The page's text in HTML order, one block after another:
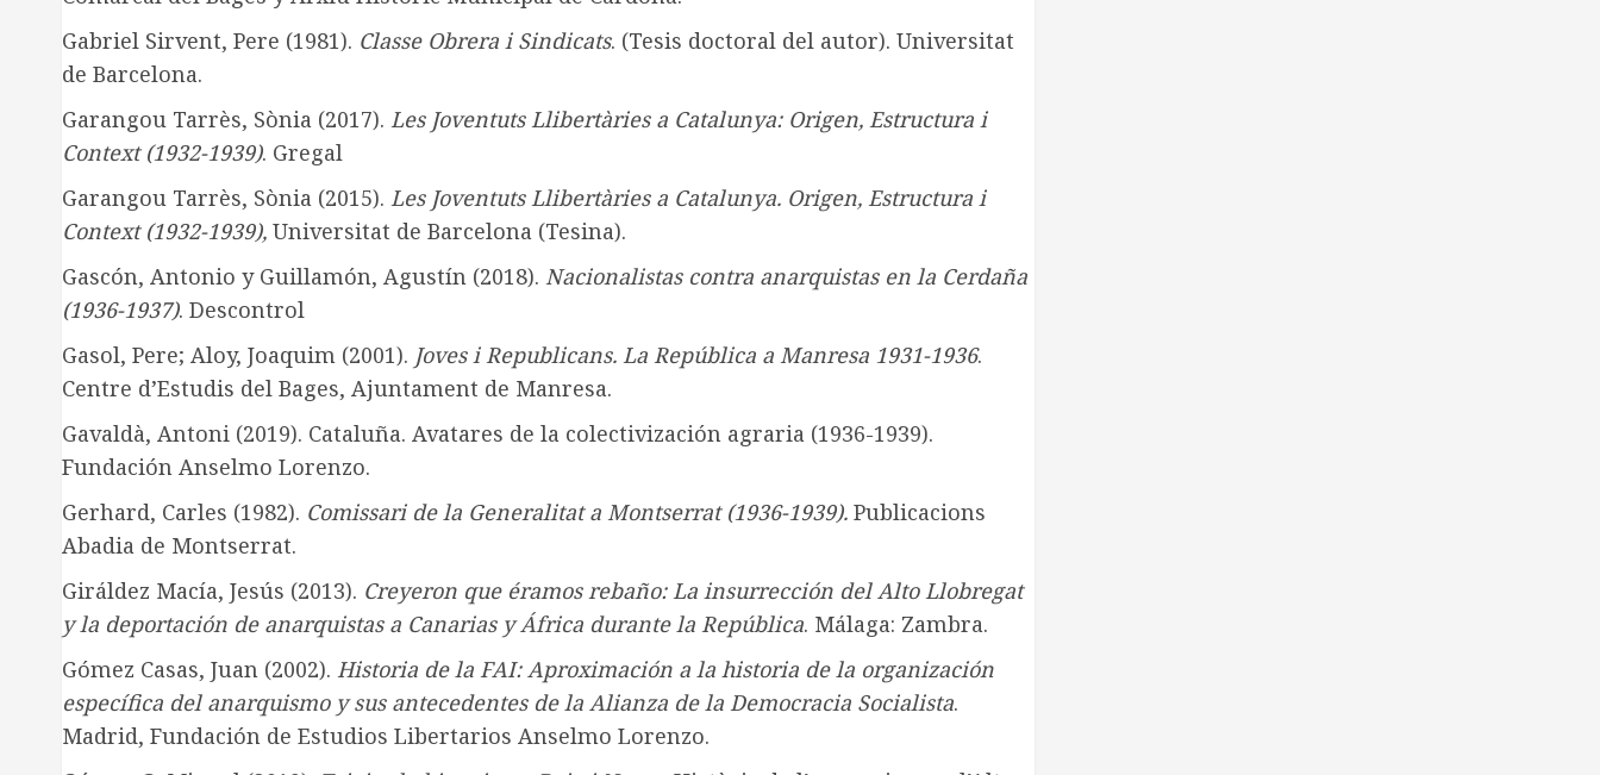
Gabriel Sirvent, Pere (1981). Classe Obrera i Sindicats. (Tesis doctoral del autor). Universitat
de Barcelona.
Garangou Tarrès, Sònia (2017). Les Joventuts Llibertàries a Catalunya: Origen, Estructura i
Context (1932-1939). Gregal
Garangou Tarrès, Sònia (2015). Les Joventuts Llibertàries a Catalunya. Origen, Estructura i
Context (1932-1939), Universitat de Barcelona (Tesina).
Gascón, Antonio y Guillamón, Agustín (2018). Nacionalistas contra anarquistas en la Cerdaña
(1936-1937). Descontrol
Gasol, Pere; Aloy, Joaquim (2001). Joves i Republicans. La República a Manresa 1931-1936.
Centre d’Estudis del Bages, Ajuntament de Manresa.
Gavaldà, Antoni (2019). Cataluña. Avatares de la colectivización agraria (1936-1939).
Fundación Anselmo Lorenzo.
Gerhard, Carles (1982). Comissari de la Generalitat a Montserrat (1936-1939). Publicacions
Abadia de Montserrat.
Giráldez Macía, Jesús (2013). Creyeron que éramos rebaño: La insurrección del Alto Llobregat
y la deportación de anarquistas a Canarias y África durante la República. Málaga: Zambra.
Gómez Casas, Juan (2002). Historia de la FAI: Aproximación a la historia de la organización
específica del anarquismo y sus antecedentes de la Alianza de la Democracia Socialista.
Madrid, Fundación de Estudios Libertarios Anselmo Lorenzo.